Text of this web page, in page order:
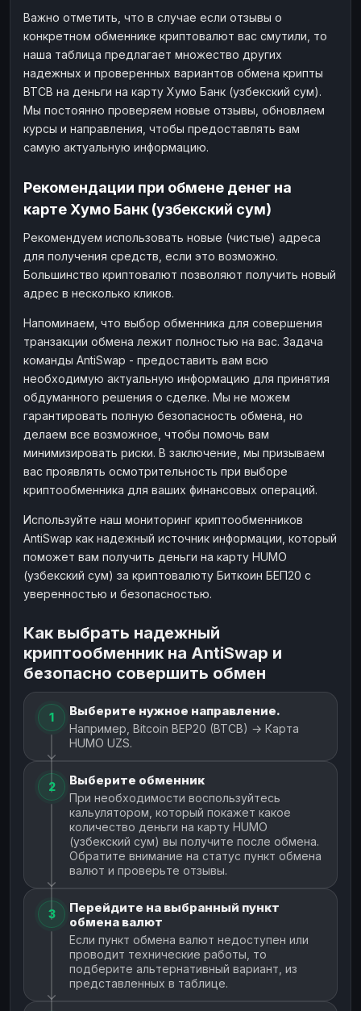
Важно отметить, что в случае если отзывы о
конкретном обменнике криптовалют вас смутили, то
наша таблица предлагает множество других
надежных и проверенных вариантов обмена крипты
BTCB на деньги на карту Хумо Банк (узбекский сум).
Мы постоянно проверяем новые отзывы, обновляем
курсы и направления, чтобы предоставлять вам
самую актуальную информацию.
Рекомендации при обмене денег на
карте Хумо Банк (узбекский сум)
Рекомендуем использовать новые (чистые) адреса
для получения средств, если это возможно.
Большинство криптовалют позволяют получить новый
адрес в несколько кликов.
Напоминаем, что выбор обменника для совершения
транзакции обмена лежит полностью на вас. Задача
команды AntiSwap - предоставить вам всю
необходимую актуальную информацию для принятия
обдуманного решения о сделке. Мы не можем
гарантировать полную безопасность обмена, но
делаем все возможное, чтобы помочь вам
минимизировать риски. В заключение, мы призываем
вас проявлять осмотрительность при выборе
криптообменника для ваших финансовых операций.
Используйте наш мониторинг криптообменников
AntiSwap как надежный источник информации, который
поможет вам получить деньги на карту HUMO
(узбекский сум) за криптовалюту Биткоин БЕП20 с
уверенностью и безопасностью.
Как выбрать надежный
криптообменник на AntiSwap и
безопасно совершить обмен
1 Выберите нужное направление.
Например, Bitcoin BEP20 (BTCB) → Карта
HUMO UZS.
2 Выберите обменник
При необходимости воспользуйтесь
кальулятором, который покажет какое
количество деньги на карту HUMO
(узбекский сум) вы получите после обмена.
Обратите внимание на статус пункт обмена
валют и проверьте отзывы.
3
Перейдите на выбранный пункт
обмена валют
Если пункт обмена валют недоступен или
проводит технические работы, то
подберите альтернативный вариант, из
представленных в таблице.